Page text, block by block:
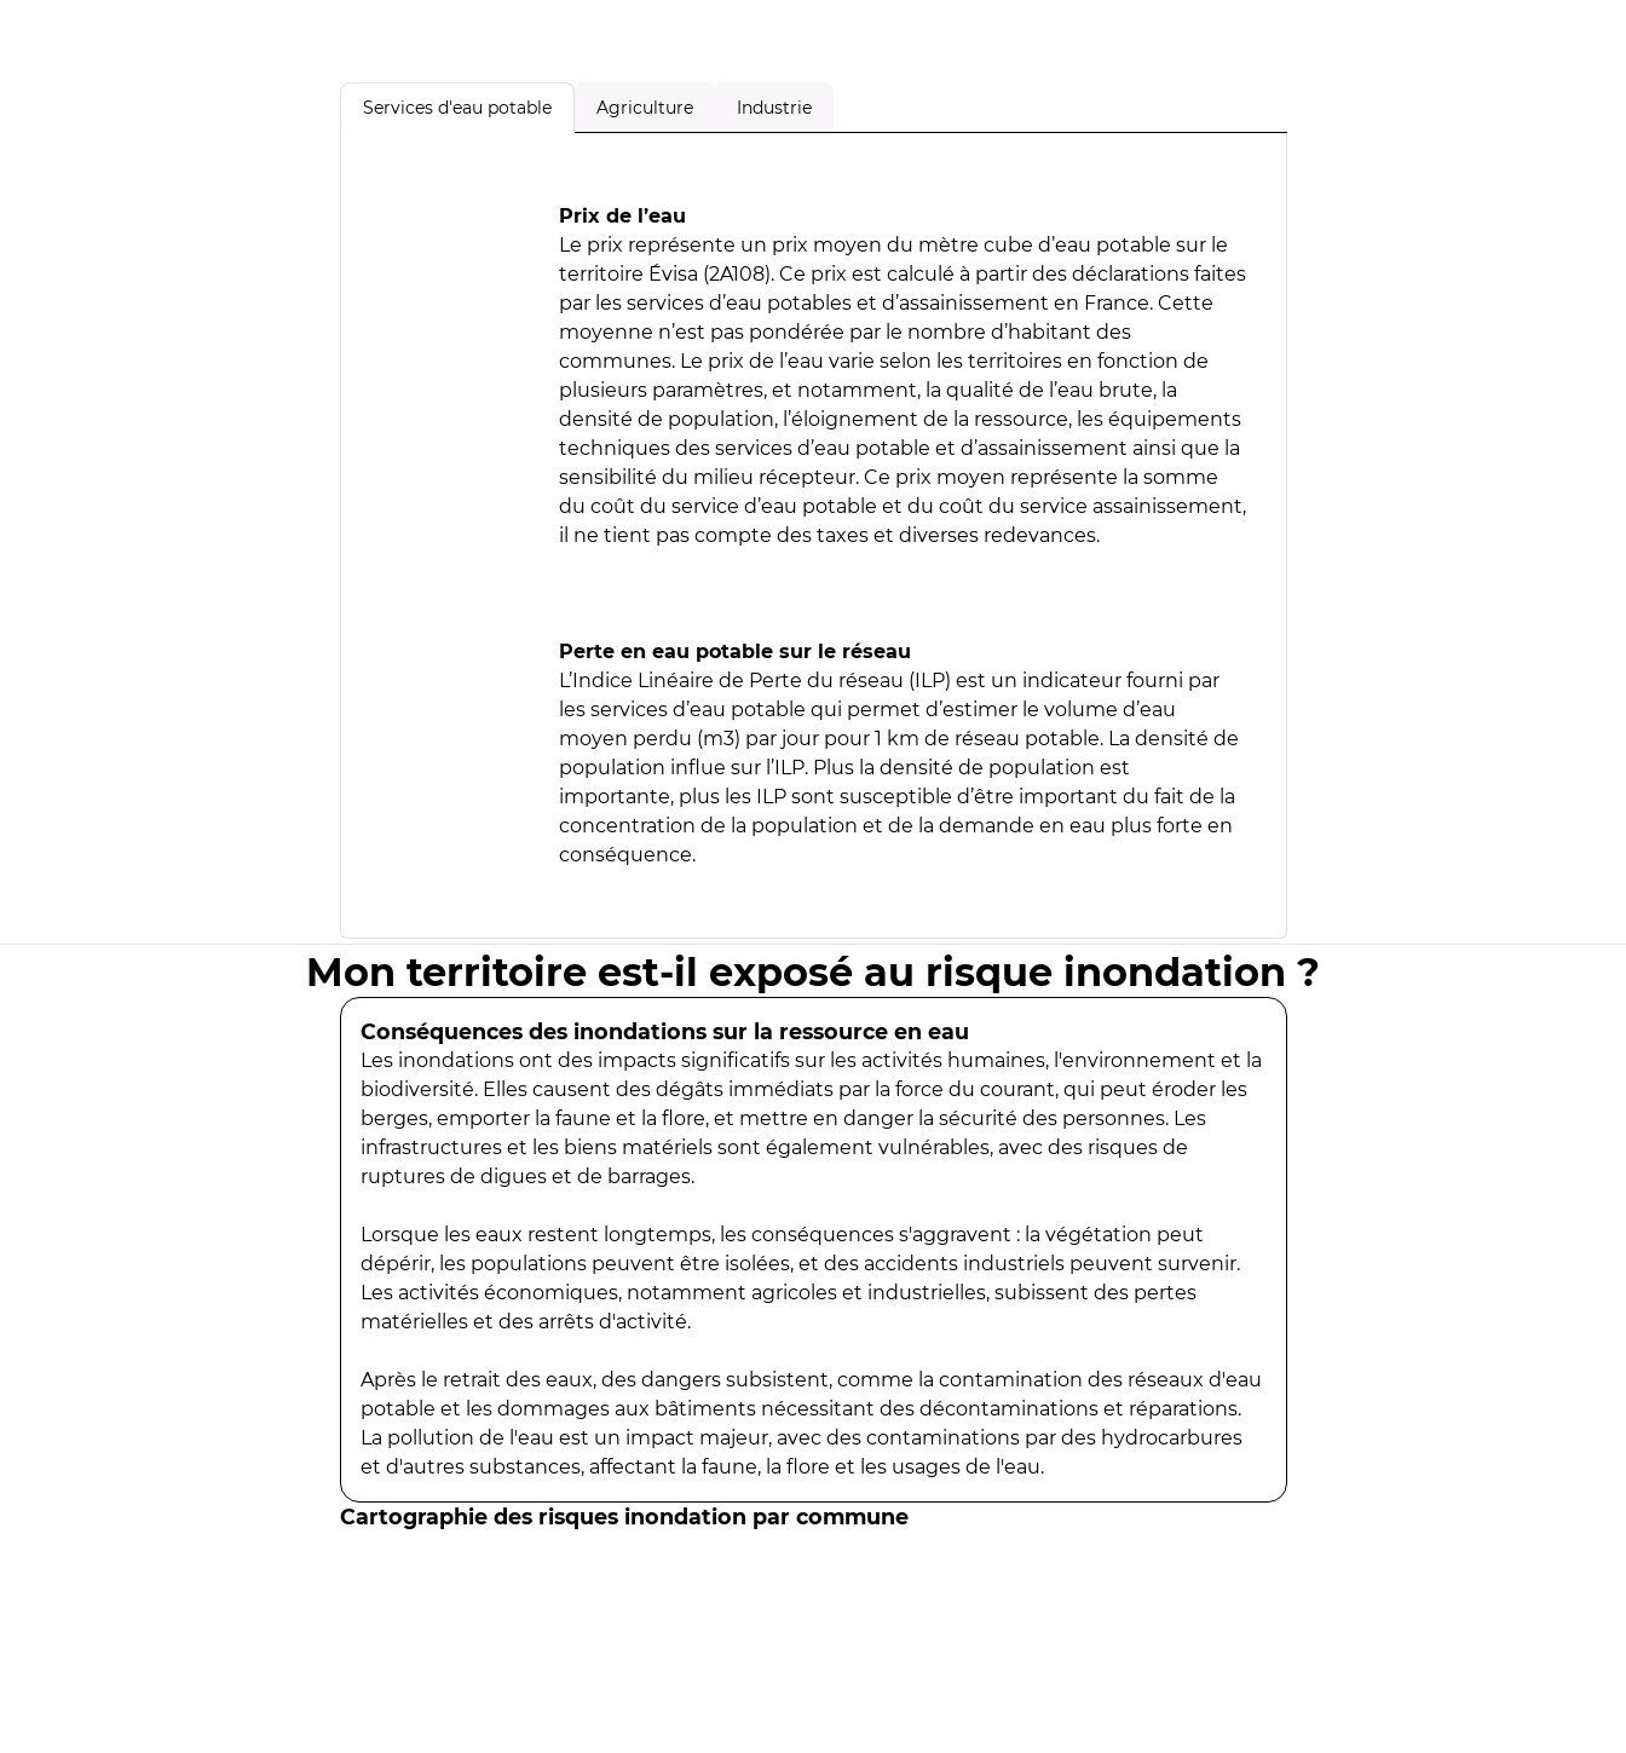
Services d'eau potable Agriculture Industrie
Prix de l’eau
Le prix représente un prix moyen du mètre cube d’eau potable sur le
territoire Évisa (2A108). Ce prix est calculé à partir des déclarations faites
par les services d’eau potables et d’assainissement en France. Cette
moyenne n’est pas pondérée par le nombre d’habitant des
communes. Le prix de l’eau varie selon les territoires en fonction de
plusieurs paramètres, et notamment, la qualité de l’eau brute, la
densité de population, l’éloignement de la ressource, les équipements
techniques des services d’eau potable et d’assainissement ainsi que la
sensibilité du milieu récepteur. Ce prix moyen représente la somme
du coût du service d’eau potable et du coût du service assainissement,
il ne tient pas compte des taxes et diverses redevances.
Perte en eau potable sur le réseau
L’Indice Linéaire de Perte du réseau (ILP) est un indicateur fourni par
les services d’eau potable qui permet d’estimer le volume d’eau
moyen perdu (m3) par jour pour 1 km de réseau potable. La densité de
population influe sur l’ILP. Plus la densité de population est
importante, plus les ILP sont susceptible d’être important du fait de la
concentration de la population et de la demande en eau plus forte en
conséquence.
Mon territoire est-il exposé au risque inondation ?
Conséquences des inondations sur la ressource en eau
Les inondations ont des impacts significatifs sur les activités humaines, l'environnement et la
biodiversité. Elles causent des dégâts immédiats par la force du courant, qui peut éroder les
berges, emporter la faune et la flore, et mettre en danger la sécurité des personnes. Les
infrastructures et les biens matériels sont également vulnérables, avec des risques de
ruptures de digues et de barrages.
Lorsque les eaux restent longtemps, les conséquences s'aggravent : la végétation peut
dépérir, les populations peuvent être isolées, et des accidents industriels peuvent survenir.
Les activités économiques, notamment agricoles et industrielles, subissent des pertes
matérielles et des arrêts d'activité.
Après le retrait des eaux, des dangers subsistent, comme la contamination des réseaux d'eau
potable et les dommages aux bâtiments nécessitant des décontaminations et réparations.
La pollution de l'eau est un impact majeur, avec des contaminations par des hydrocarbures
et d'autres substances, affectant la faune, la flore et les usages de l'eau.
Cartographie des risques inondation par commune